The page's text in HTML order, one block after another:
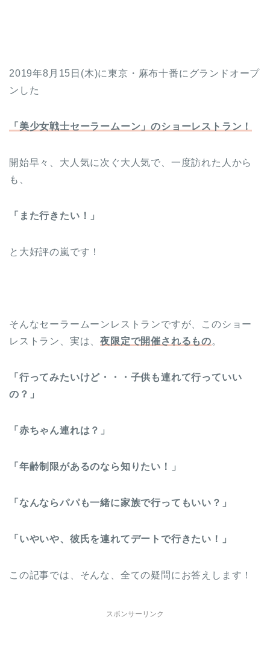
2019年8月15日(木)に東京・麻布十番にグランドオープ
ンした
「美少女戦士セーラームーン」のショーレストラン！
開始早々、大人気に次ぐ大人気で、一度訪れた人から
も、
「また行きたい！」
と大好評の嵐です！
そんなセーラームーンレストランですが、このショー
レストラン、実は、夜限定で開催されるもの。
「行ってみたいけど・・・子供も連れて行っていい
の？」
「赤ちゃん連れは？」
「年齢制限があるのなら知りたい！」
「なんならパパも一緒に家族で行ってもいい？」
「いやいや、彼氏を連れてデートで行きたい！」
この記事では、そんな、全ての疑問にお答えします！
スポンサーリンク